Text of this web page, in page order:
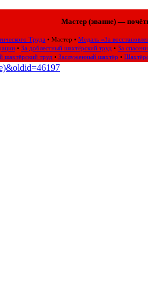
Мастер (звание) —
Труда • Мастер • Медаль «За
• За доблестный шахтёрский труд • За
шахтёрский труд • Заслуженный шахтёр •